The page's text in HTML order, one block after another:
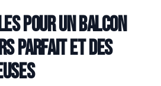
pour un balcon
parfait et des